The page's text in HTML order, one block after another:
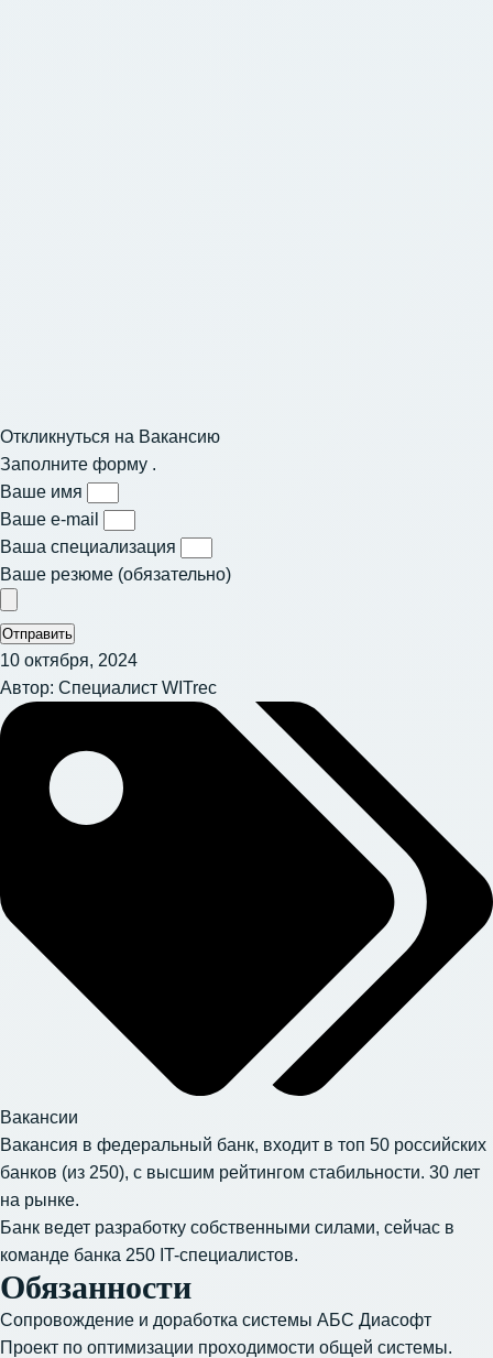
Откликнуться на Вакансию
Заполните форму .
Ваше имя
Ваше e-mail
Ваша специализация
Ваше резюме (обязательно)
Отправить
10 октября, 2024
Автор: Специалист WITrec
Вакансии
Вакансия в федеральный банк, входит в топ 50 российских
банков (из 250), с высшим рейтингом стабильности. 30 лет
на рынке.
Банк ведет разработку собственными силами, сейчас в
команде банка 250 IT-специалистов.
Обязанности
Сопровождение и доработка системы АБС Диасофт
Проект по оптимизации проходимости общей системы.